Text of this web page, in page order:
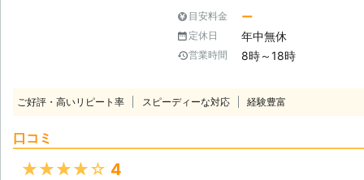
うか。しかしそれは、ハトにとっ
的には巣を作って卵まで産んでし
れです。 そうなってしまう前に、
は、害虫・害獣駆除のプロフェッ
用いられている「IPM」という単
ます。元々は農業における病害虫
この手法が採用されています。つ
目安料金 ー
定休日 年中無休
営業時間 8時～18時
ご好評・高いリピート率 スピーディーな対応 経験豊富
口コミ
★★★★★ 4